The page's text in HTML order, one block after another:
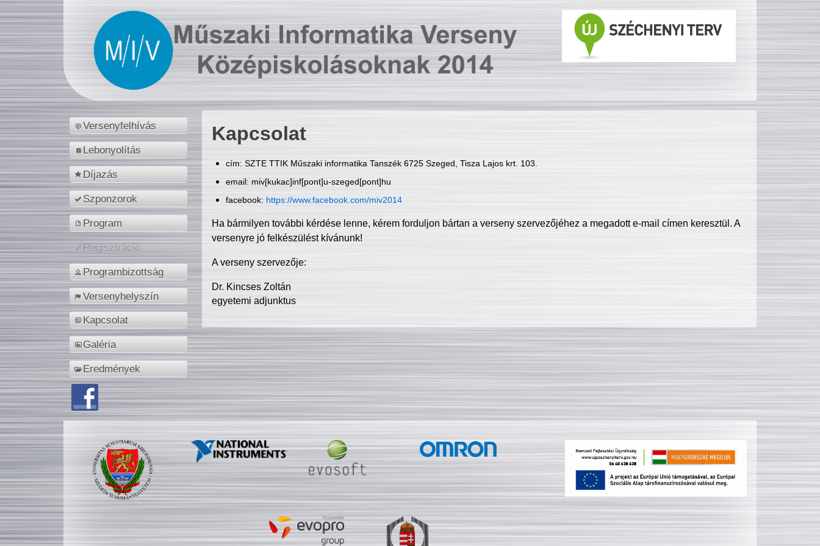
Versenyfelhívás
Lebonyolítás
Díjazás
Szponzorok
Program
Regisztráció
Programbizottság
Versenyhelyszín
Kapcsolat
Galéria
Eredmények
Kapcsolat
cím: SZTE TTIK Műszaki informatika Tanszék 6725 Szeged, Tisza Lajos krt. 103.
email: miv[kukac]inf[pont]u-szeged[pont]hu
facebook: https://www.facebook.com/miv2014
Ha bármilyen további kérdése lenne, kérem forduljon bártan a verseny szervezőjéhez a megadott e-mail címen keresztül. A
versenyre jó felkészülést kívánunk!
A verseny szervezője:
Dr. Kincses Zoltán
egyetemi adjunktus